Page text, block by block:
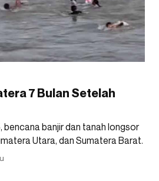
7 Bulan Setelah
banjir dan tanah longsor
Utara, dan Sumatera Barat.